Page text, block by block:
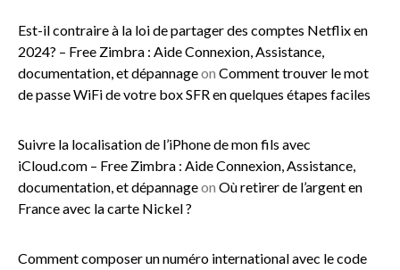
Est-il contraire à la loi de partager des comptes Netflix en
2024? – Free Zimbra : Aide Connexion, Assistance,
documentation, et dépannageon Comment trouver le mot
de passe WiFi de votre box SFR en quelques étapes faciles
Suivre la localisation de l’iPhone de mon fils avec
iCloud.com – Free Zimbra : Aide Connexion, Assistance,
documentation, et dépannageon Où retirer de l’argent en
France avec la carte Nickel ?
Comment composer un numéro international avec le code